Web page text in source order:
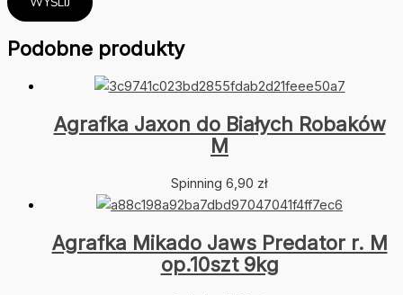
Podobne produkty
Agrafka Jaxon do Białych Robaków
M
Spinning 6,90 zł
Agrafka Mikado Jaws Predator r. M
op.10szt 9kg